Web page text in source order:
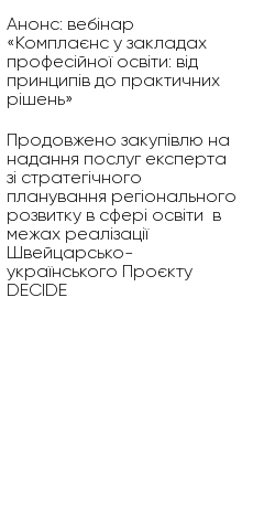
Анонс: вебінар
«Комплаєнс у закладах
професійної освіти: від
принципів до практичних
рішень»
Продовжено закупівлю на
надання послуг експерта
зі стратегічного
планування регіонального
розвитку в сфері освіти в
межах реалізації
Швейцарсько-
українського Проєкту
DECIDE